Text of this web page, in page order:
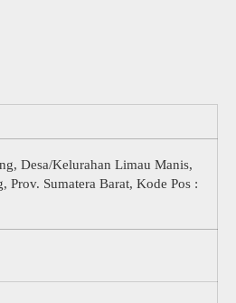
Desa/Kelurahan Limau Manis,
Prov. Sumatera Barat, Kode Pos :